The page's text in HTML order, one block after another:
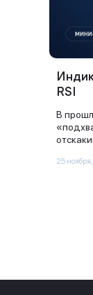
RSI
В
25